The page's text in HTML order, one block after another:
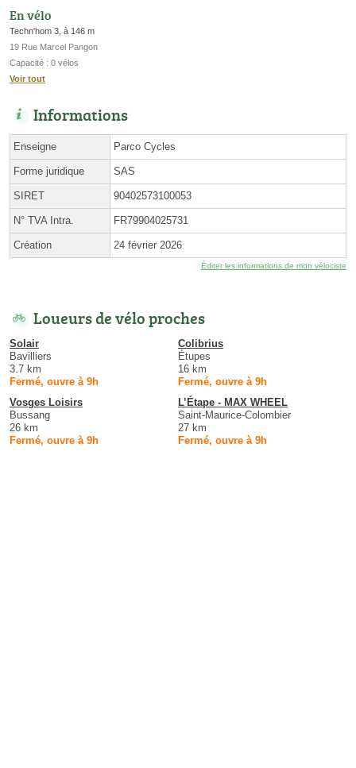
En vélo
Techn'hom 3, à 146 m
19 Rue Marcel Pangon
Capacité : 0 vélos
Voir tout
Informations
Enseigne Parco Cycles
Forme juridique SAS
SIRET 90402573100053
N° TVA Intra. FR79904025731
Création 24 février 2026
Éditer les informations de mon vélociste
Loueurs de vélo proches
Solair
Bavilliers
3.7 km
Fermé, ouvre à 9h
Colibrius
Étupes
16 km
Fermé, ouvre à 9h
Vosges Loisirs
Bussang
26 km
Fermé, ouvre à 9h
L’Étape - MAX WHEEL
Saint-Maurice-Colombier
27 km
Fermé, ouvre à 9h